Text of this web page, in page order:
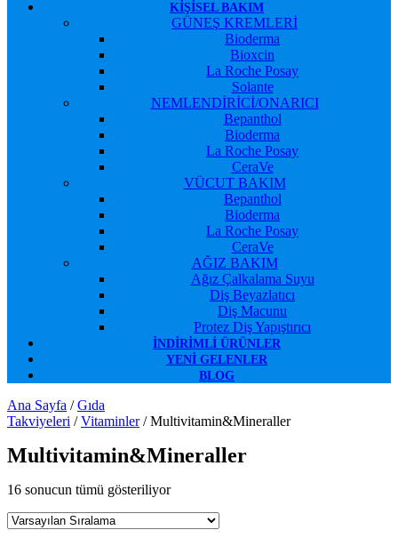
KIŞISEL BAKIM
GÜNEŞ KREMLERİ
Bioderma
Bioxcin
La Roche Posay
Solante
NEMLENDİRİCİ/ONARICI
Bepanthol
Bioderma
La Roche Posay
CeraVe
VÜCUT BAKIM
Bepanthol
Bioderma
La Roche Posay
CeraVe
AĞIZ BAKIM
Ağız Çalkalama Suyu
Diş Beyazlatıcı
Diş Macunu
Protez Diş Yapıştırıcı
İNDIRIMLI ÜRÜNLER
YENI GELENLER
BLOG
Ana Sayfa /Gıda
Takviyeleri /Vitaminler/ Multivitamin&Mineraller
Multivitamin&Mineraller
16 sonucun tümü gösteriliyor